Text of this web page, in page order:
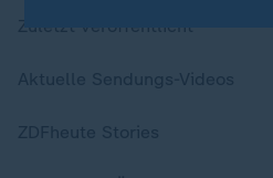
Zuletzt veröffentlicht